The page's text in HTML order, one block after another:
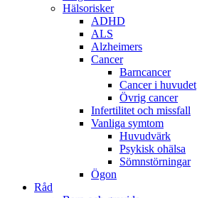
Hälsorisker
ADHD
ALS
Alzheimers
Cancer
Barncancer
Cancer i huvudet
Övrig cancer
Infertilitet och missfall
Vanliga symtom
Huvudvärk
Psykisk ohälsa
Sömnstörningar
Ögon
Råd